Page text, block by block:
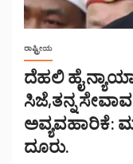
ರಾಷ್ಟ್ರೀಯ
ದೆಹಲಿ ಹೈ
ಸಿಜೆ,ತನ್ನ
ಅವ್ಯವಹಾರಿಕೆ:
ದೂರು.